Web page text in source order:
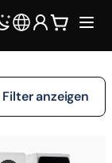
Filter anzeigen